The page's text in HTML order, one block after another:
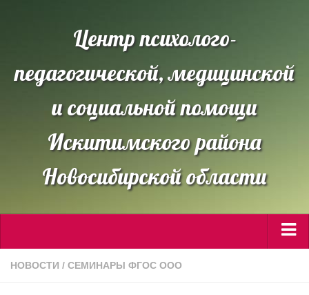
Центр психолого-
педагогической, медицинской
и социальной помощи
Искитимского района
Новосибирской области
Сведения об ОО
НОВОСТИ / СЕМИНАРЫ ФГОС ООО